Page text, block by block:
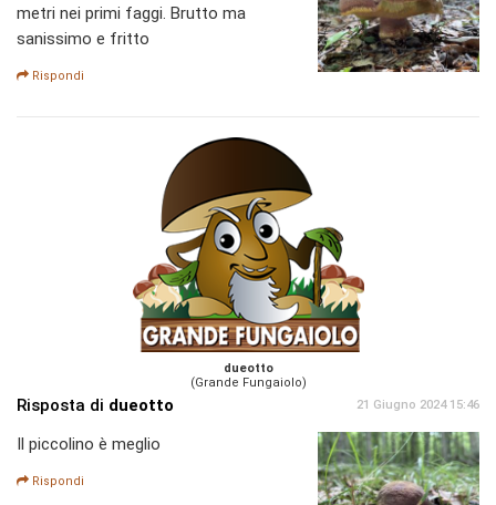
metri nei primi faggi. Brutto ma
sanissimo e fritto
Rispondi
dueotto
(Grande Fungaiolo)
Risposta di dueotto 21 Giugno 2024 15:46
Il piccolino è meglio
Rispondi